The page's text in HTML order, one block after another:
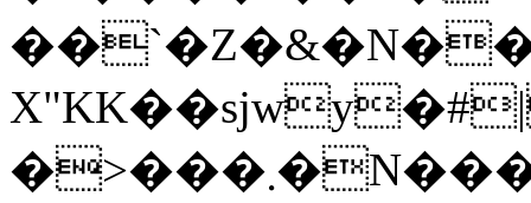
�>���܂�N���y�i��!&�+��s���nY�c�jzkw��